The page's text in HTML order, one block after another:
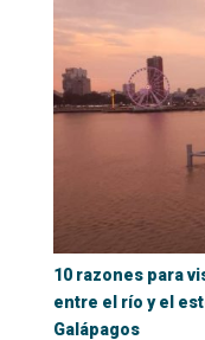
10 razones para
entre el río y el
Galápagos